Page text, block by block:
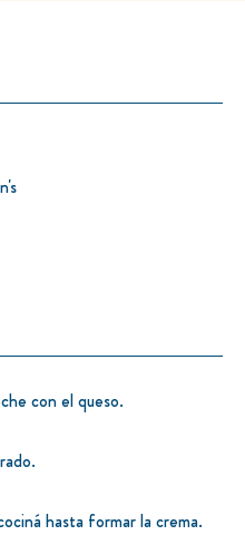
con el queso.
hasta formar la crema.